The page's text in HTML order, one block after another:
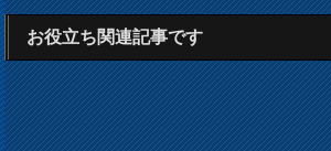
お役立ち関連記事です